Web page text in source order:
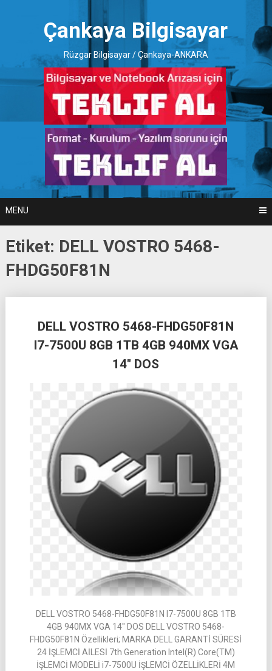
Çankaya Bilgisayar
Rüzgar Bilgisayar / Çankaya-ANKARA
MENU
Etiket: DELL VOSTRO 5468-
FHDG50F81N
DELL VOSTRO 5468-FHDG50F81N
I7-7500U 8GB 1TB 4GB 940MX VGA
14″ DOS
DELL VOSTRO 5468-FHDG50F81N I7-7500U 8GB 1TB
4GB 940MX VGA 14″ DOS DELL VOSTRO 5468-
FHDG50F81N Özellikleri; MARKA DELL GARANTİ SÜRESİ
24 İŞLEMCİ AİLESİ 7th Generation Intel(R) Core(TM)
İŞLEMCİ MODELİ i7-7500U İŞLEMCİ ÖZELLİKLERİ 4M
navigation